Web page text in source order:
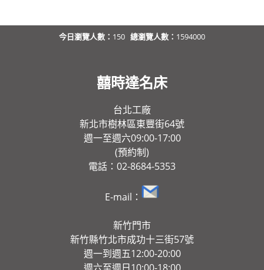
今日瀏覽人數： 150 總瀏覽人數： 1594000
囍時達名床
台北工廠
新北市樹林區東豐街64號
週一至週六09:00-17:00
(預約制)
電話：02-8684-5353
E-mail：
新竹門市
新竹縣竹北市成功十三街57號
週一到週五12:00-20:00